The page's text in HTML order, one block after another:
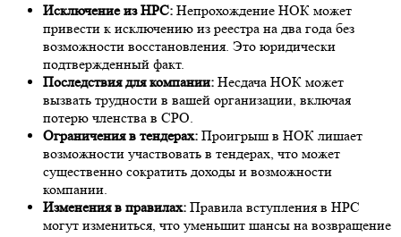
Исключение из НРС: Непрохождение НОК может
привести к исключению из реестра на два года без
возможности восстановления. Это юридически
подтвержденный факт.
Последствия для компании: Несдача НОК может
вызвать трудности в вашей организации, включая
потерю членства в СРО.
Ограничения в тендерах: Проигрыш в НОК лишает
возможности участвовать в тендерах, что может
существенно сократить доходы и возможности
компании.
Изменения в правилах: Правила вступления в НРС
могут измениться, что уменьшит шансы на возвращение